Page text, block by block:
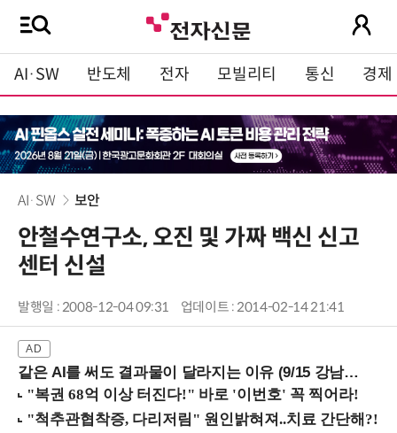
AI·SW 반도체 전자 모빌리티 통신 경제
AI·SW 보안
안철수연구소, 오진 및 가짜 백신 신고
센터 신설
발행일 : 2008-12-04 09:31 업데이트 : 2014-02-14 21:41
같은 AI를 써도 결과물이 달라지는 이유 (9/15 강남역)